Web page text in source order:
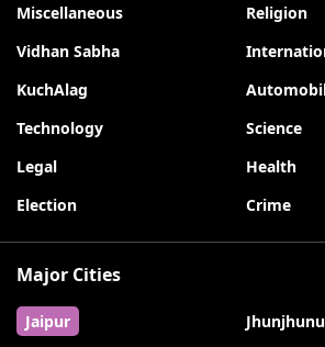
Miscellaneous
Religion
Vidhan Sabha
KuchAlag
Technology
Science
Legal
Health
Election
Crime
Major Cities
Jaipur
Jhunjhunu